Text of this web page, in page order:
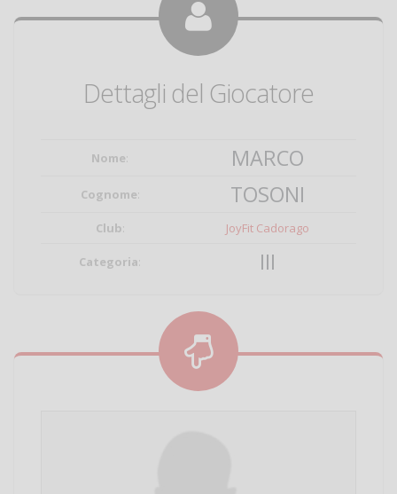
Dettagli del Giocatore
Nome: MARCO
Cognome: TOSONI
Club: JoyFit Cadorago
Categoria: III